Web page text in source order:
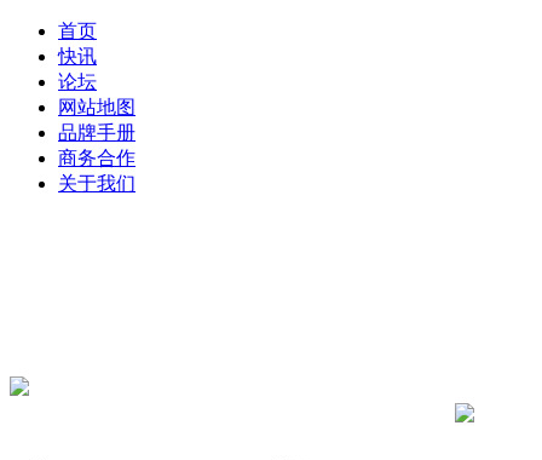
首页
快讯
论坛
网站地图
品牌手册
商务合作
关于我们